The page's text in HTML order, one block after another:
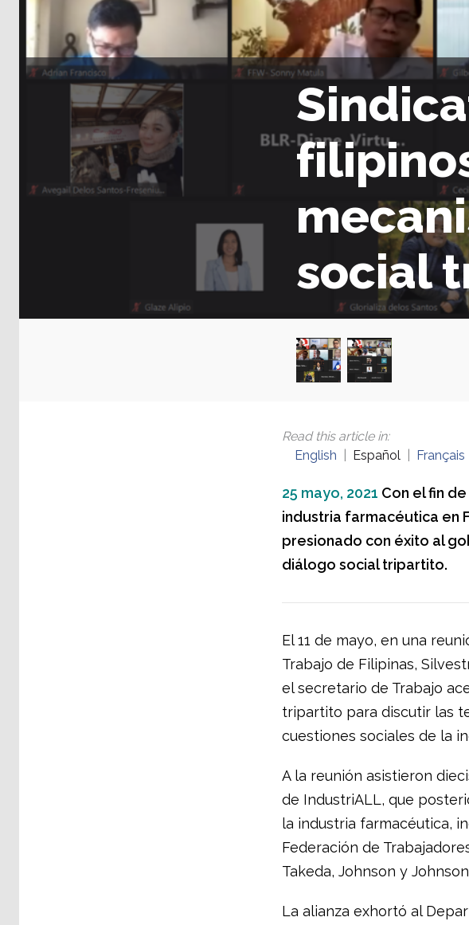
social
Read this article in:
English
Español Français
25 mayo, 2021 Con el fin
industria farmacéutica en
presionado con éxito al
diálogo social tripartito.
El 11 de mayo, en una
Trabajo de Filipinas,
el secretario de Trabajo
tripartito para discutir las
cuestiones sociales de la
A la reunión asistieron
de IndustriALL, que
la industria farmacéutica,
Federación de
Takeda, Johnson y
La alianza exhortó al